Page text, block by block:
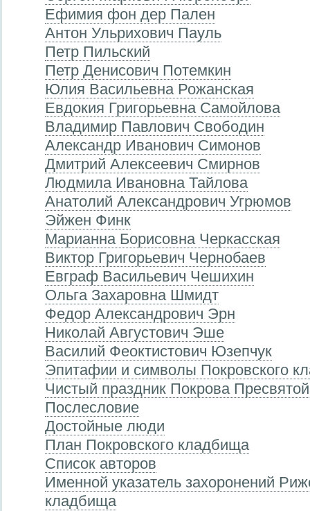
Ефимия фон дер Пален
Антон Ульрихович Пауль
Петр Пильский
Петр Денисович Потемкин
Юлия Васильевна Рожанская
Евдокия Григорьевна Самойлова
Владимир Павлович Свободин
Александр Иванович Симонов
Дмитрий Алексеевич Смирнов
Людмила Ивановна Тайлова
Анатолий Александрович Угрюмов
Эйжен Финк
Марианна Борисовна Черкасская
Виктор Григорьевич Чернобаев
Евграф Васильевич Чешихин
Ольга Захаровна Шмидт
Федор Александрович Эрн
Николай Августович Эше
Василий Феоктистович Юзепчук
Эпитафии и символы Покровского
Чистый праздник Покрова
Послесловие
Достойные люди
План Покровского кладбища
Список авторов
Именной указатель захоронений
кладбища